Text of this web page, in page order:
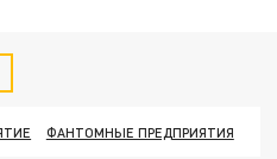
ФАНТОМНЫЕ ПРЕДПРИЯТИЯ